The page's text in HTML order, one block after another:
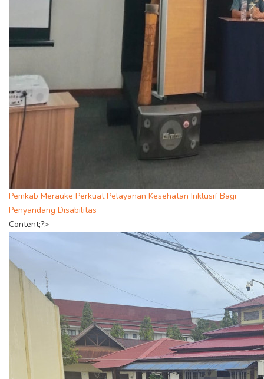
Pemkab Merauke Perkuat Pelayanan Kesehatan Inklusif Bagi
Penyandang Disabilitas
Content;?>